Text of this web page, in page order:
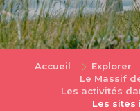
Accueil Explorer
Le Massif
Les activités
Les sites